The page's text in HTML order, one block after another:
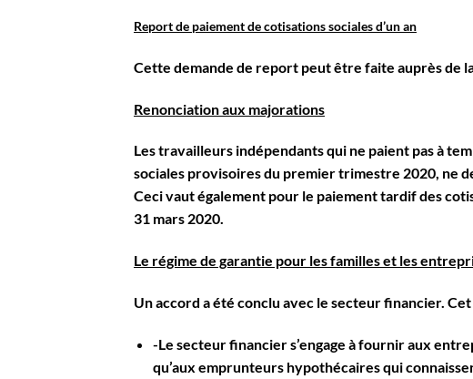
Report de paiement de cotisations sociales d’un an
Cette demande de report peut être faite auprès de la
Renonciation aux majorations
Les travailleurs indépendants qui ne paient pas à
sociales provisoires du premier trimestre 2020, ne
Ceci vaut également pour le paiement tardif des
31 mars 2020.
Le régime de garantie pour les familles et les
Un accord a été conclu avec le secteur financier.
-Le secteur financier s’engage à fournir aux
qu’aux emprunteurs hypothécaires qui